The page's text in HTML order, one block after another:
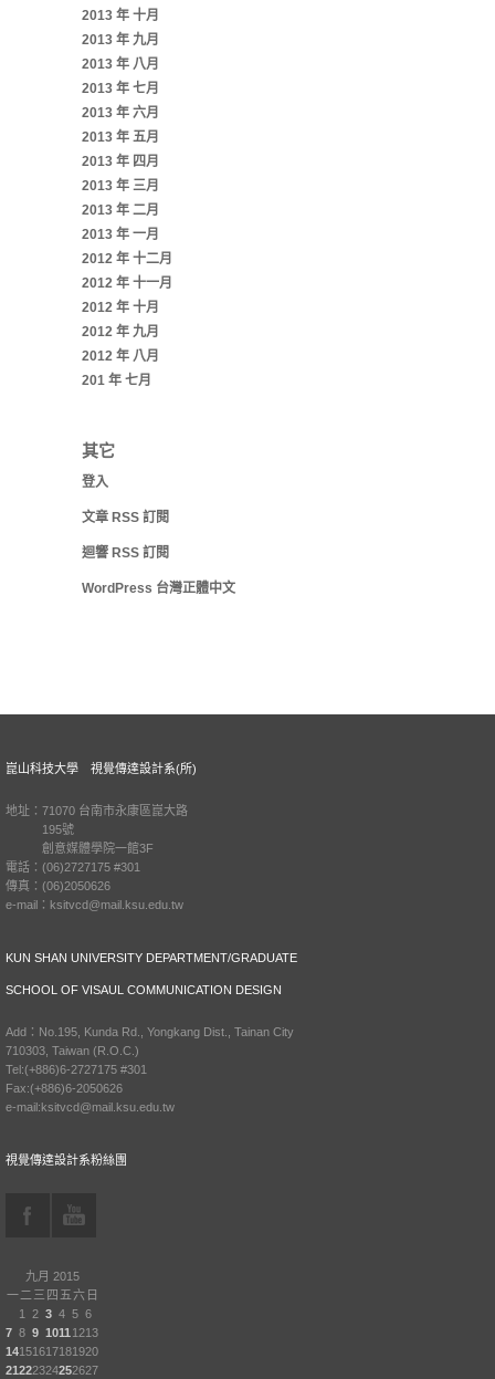
2013 年 十月
2013 年 九月
2013 年 八月
2013 年 七月
2013 年 六月
2013 年 五月
2013 年 四月
2013 年 三月
2013 年 二月
2013 年 一月
2012 年 十二月
2012 年 十一月
2012 年 十月
2012 年 九月
2012 年 八月
201 年 七月
其它
登入
文章 RSS 訂閱
迴響 RSS 訂閱
WordPress 台灣正體中文
崑山科技大學 視覺傳達設計系(所)
地址：71070 台南市永康區崑大路
195號
創意媒體學院一館3F
電話：(06)2727175 #301
傳真：(06)2050626
e-mail：ksitvcd@mail.ksu.edu.tw
KUN SHAN UNIVERSITY DEPARTMENT/GRADUATE
SCHOOL OF VISAUL COMMUNICATION DESIGN
Add：No.195, Kunda Rd., Yongkang Dist., Tainan City
710303, Taiwan (R.O.C.)
Tel:(+886)6-2727175 #301
Fax:(+886)6-2050626
e-mail:ksitvcd@mail.ksu.edu.tw
視覺傳達設計系粉絲團
九月 2015
一 二 三 四 五六 日
1
2 3 4 5 6
7 8 9 1011 1213
14151617181920
21222324252627